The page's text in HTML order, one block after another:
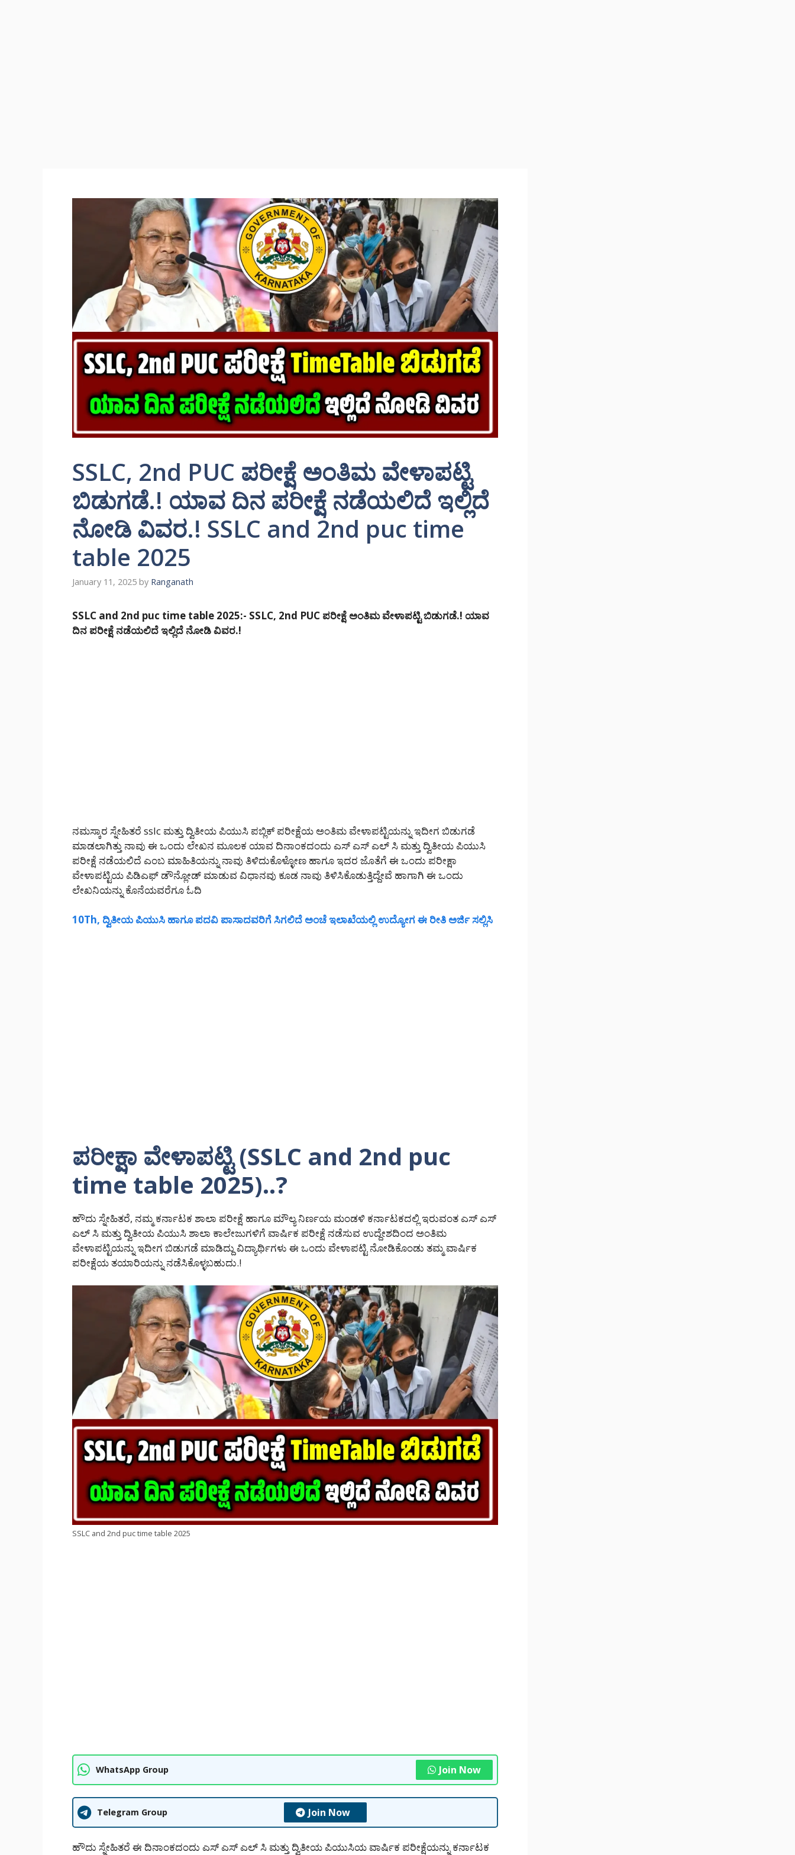
SSLC, 2nd PUC ಪರೀಕ್ಷೆ ಅಂತಿಮ ವೇಳಾಪಟ್ಟಿ
ಬಿಡುಗಡೆ.! ಯಾವ ದಿನ ಪರೀಕ್ಷೆ ನಡೆಯಲಿದೆ ಇಲ್ಲಿದೆ
ನೋಡಿ ವಿವರ.! SSLC and 2nd puc time
table 2025
January 11, 2025 by Ranganath
SSLC and 2nd puc time table 2025:- SSLC, 2nd PUC ಪರೀಕ್ಷೆ ಅಂತಿಮ ವೇಳಾಪಟ್ಟಿ ಬಿಡುಗಡೆ.! ಯಾವ
ದಿನ ಪರೀಕ್ಷೆ ನಡೆಯಲಿದೆ ಇಲ್ಲಿದೆ ನೋಡಿ ವಿವರ.!
ನಮಸ್ಕಾರ ಸ್ನೇಹಿತರೆ sslc ಮತ್ತು ದ್ವಿತೀಯ ಪಿಯುಸಿ ಪಬ್ಲಿಕ್ ಪರೀಕ್ಷೆಯ ಅಂತಿಮ ವೇಳಾಪಟ್ಟಿಯನ್ನು ಇದೀಗ ಬಿಡುಗಡೆ
ಮಾಡಲಾಗಿತ್ತು ನಾವು ಈ ಒಂದು ಲೇಖನ ಮೂಲಕ ಯಾವ ದಿನಾಂಕದಂದು ಎಸ್ ಎಸ್ ಎಲ್ ಸಿ ಮತ್ತು ದ್ವಿತೀಯ ಪಿಯುಸಿ
ಪರೀಕ್ಷೆ ನಡೆಯಲಿದೆ ಎಂಬ ಮಾಹಿತಿಯನ್ನು ನಾವು ತಿಳಿದುಕೊಳ್ಳೋಣ ಹಾಗೂ ಇದರ ಜೊತೆಗೆ ಈ ಒಂದು ಪರೀಕ್ಷಾ
ವೇಳಾಪಟ್ಟಿಯ ಪಿಡಿಎಫ್ ಡೌನ್ಲೋಡ್ ಮಾಡುವ ವಿಧಾನವು ಕೂಡ ನಾವು ತಿಳಿಸಿಕೊಡುತ್ತಿದ್ದೇವೆ ಹಾಗಾಗಿ ಈ ಒಂದು
ಲೇಖನಿಯನ್ನು ಕೊನೆಯವರೆಗೂ ಓದಿ
10Th, ದ್ವಿತೀಯ ಪಿಯುಸಿ ಹಾಗೂ ಪದವಿ ಪಾಸಾದವರಿಗೆ ಸಿಗಲಿದೆ ಅಂಚೆ ಇಲಾಖೆಯಲ್ಲಿ ಉದ್ಯೋಗ ಈ ರೀತಿ ಅರ್ಜಿ ಸಲ್ಲಿಸಿ
ಪರೀಕ್ಷಾ ವೇಳಾಪಟ್ಟಿ (SSLC and 2nd puc
time table 2025)..?
ಹೌದು ಸ್ನೇಹಿತರೆ, ನಮ್ಮ ಕರ್ನಾಟಕ ಶಾಲಾ ಪರೀಕ್ಷೆ ಹಾಗೂ ಮೌಲ್ಯ ನಿರ್ಣಯ ಮಂಡಳಿ ಕರ್ನಾಟಕದಲ್ಲಿ ಇರುವಂತ ಎಸ್ ಎಸ್
ಎಲ್ ಸಿ ಮತ್ತು ದ್ವಿತೀಯ ಪಿಯುಸಿ ಶಾಲಾ ಕಾಲೇಜುಗಳಿಗೆ ವಾರ್ಷಿಕ ಪರೀಕ್ಷೆ ನಡೆಸುವ ಉದ್ದೇಶದಿಂದ ಅಂತಿಮ
ವೇಳಾಪಟ್ಟಿಯನ್ನು ಇದೀಗ ಬಿಡುಗಡೆ ಮಾಡಿದ್ದು ವಿದ್ಯಾರ್ಥಿಗಳು ಈ ಒಂದು ವೇಳಾಪಟ್ಟಿ ನೋಡಿಕೊಂಡು ತಮ್ಮ ವಾರ್ಷಿಕ
ಪರೀಕ್ಷೆಯ ತಯಾರಿಯನ್ನು ನಡೆಸಿಕೊಳ್ಳಬಹುದು.!
SSLC and 2nd puc time table 2025
WhatsApp Group Join Now
Telegram Group Join Now
ಹೌದು ಸ್ನೇಹಿತರೆ ಈ ದಿನಾಂಕದಂದು ಎಸ್ ಎಸ್ ಎಲ್ ಸಿ ಮತ್ತು ದ್ವಿತೀಯ ಪಿಯುಸಿಯ ವಾರ್ಷಿಕ ಪರೀಕ್ಷೆಯನ್ನು ಕರ್ನಾಟಕ